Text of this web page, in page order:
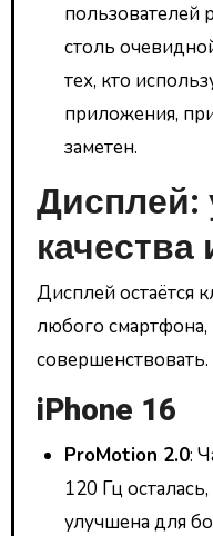
пользователей
столь
тех, кто
приложения,
заметен.
Дисплей:
Дисплей остаётся
любого смартфона,
совершенствовать.
iPhone 16
ProMotion 2.0:
120 Гц
улучшена для